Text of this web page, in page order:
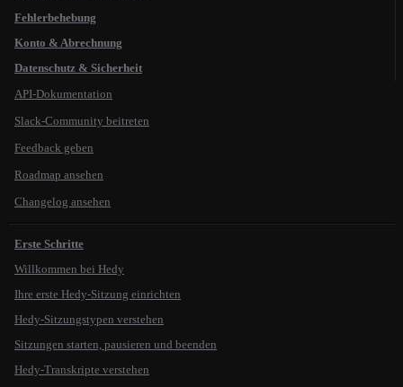
Fehlerbehebung
Konto & Abrechnung
Datenschutz & Sicherheit
API-Dokumentation
Slack-Community beitreten
Feedback geben
Roadmap ansehen
Changelog ansehen
Erste Schritte
Willkommen bei Hedy
Ihre erste Hedy-Sitzung einrichten
Hedy-Sitzungstypen verstehen
Sitzungen starten, pausieren und beenden
Hedy-Transkripte verstehen